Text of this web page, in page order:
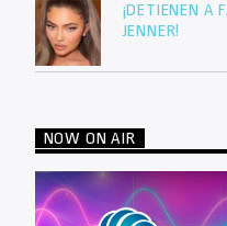
¡DETIENEN A
JENNER!
NOW ON AIR